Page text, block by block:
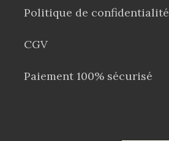
Politique de confidentialité
CGV
Paiement 100% sécurisé